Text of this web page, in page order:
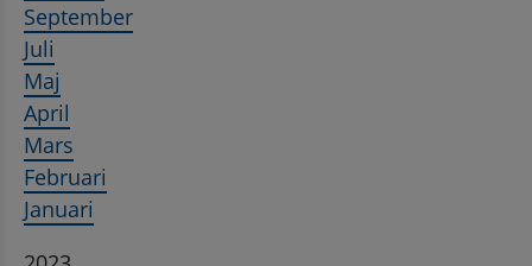
September
Juli
Maj
April
Mars
Februari
Januari